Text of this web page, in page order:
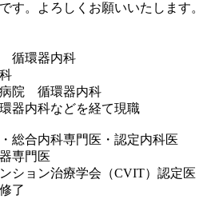
す。よろしくお願いいたします。
循環器内科
病院 循環器内科
器内科などを経て現職
総合内科専門医・認定内科医
専門医
ション治療学会（CVIT）認定医
了